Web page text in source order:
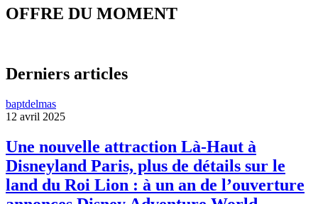
OFFRE DU MOMENT
Derniers articles
baptdelmas
12 avril 2025
Une nouvelle attraction Là-Haut à
Disneyland Paris, plus de détails sur le
land du Roi Lion : à un an de l’ouverture